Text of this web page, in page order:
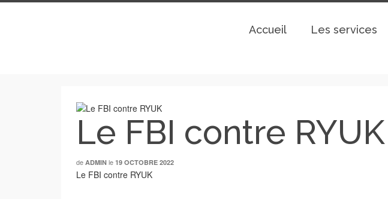
Accueil Les services
Le FBI contre RYUK
de ADMIN le 19 OCTOBRE 2022
Le FBI contre RYUK